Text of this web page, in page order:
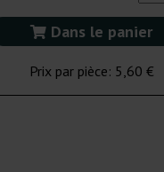
Dans le panier
Prix par pièce: 5,60 €